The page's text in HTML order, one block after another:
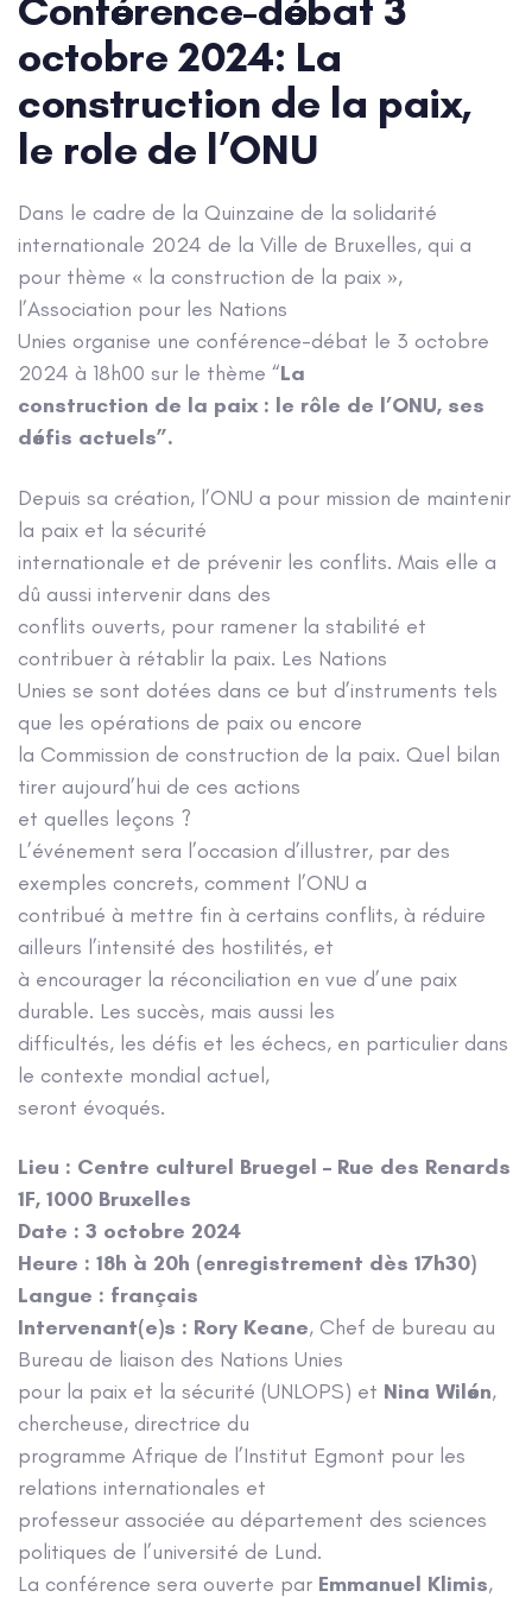
octobre 2024: La
construction de la paix,
le role de l’ONU
Dans le cadre de la Quinzaine de la solidarité
internationale 2024 de la Ville de Bruxelles, qui a
pour thème « la construction de la paix »,
l’Association pour les Nations
Unies organise une conférence-débat le 3 octobre
2024 à 18h00 sur le thème “La
construction de la paix : le rôle de l’ONU, ses
défis actuels”.
Depuis sa création, l’ONU a pour mission de maintenir
la paix et la sécurité
internationale et de prévenir les conflits. Mais elle a
dû aussi intervenir dans des
conflits ouverts, pour ramener la stabilité et
contribuer à rétablir la paix. Les Nations
Unies se sont dotées dans ce but d’instruments tels
que les opérations de paix ou encore
la Commission de construction de la paix. Quel bilan
tirer aujourd’hui de ces actions
et quelles leçons ?
L’événement sera l’occasion d’illustrer, par des
exemples concrets, comment l’ONU a
contribué à mettre fin à certains conflits, à réduire
ailleurs l’intensité des hostilités, et
à encourager la réconciliation en vue d’une paix
durable. Les succès, mais aussi les
difficultés, les défis et les échecs, en particulier dans
le contexte mondial actuel,
seront évoqués.
Lieu : Centre culturel Bruegel – Rue des Renards
1F, 1000 Bruxelles
Date : 3 octobre 2024
Heure : 18h à 20h (enregistrement dès 17h30)
Langue : français
Intervenant(e)s : Rory Keane, Chef de bureau au
Bureau de liaison des Nations Unies
pour la paix et la sécurité (UNLOPS) et Nina Wilén,
chercheuse, directrice du
programme Afrique de l’Institut Egmont pour les
relations internationales et
professeur associée au département des sciences
politiques de l’université de Lund.
La conférence sera ouverte par Emmanuel Klimis,